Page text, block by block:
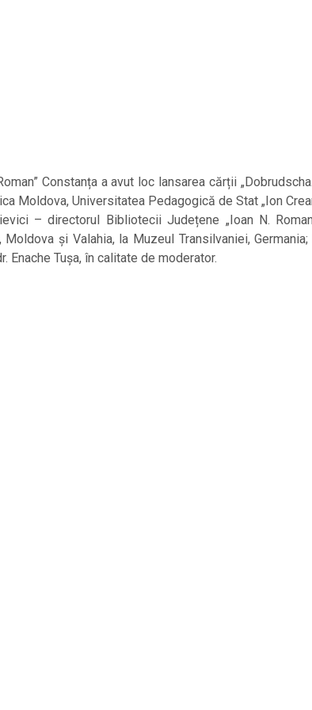
Constanța a avut loc lansarea cărții
Moldova, Universitatea Pedagogică de Stat „Ion
– directorul Bibliotecii Județene „Ioan N.
Moldova și Valahia, la Muzeul Transilvaniei,
Enache Tușa, în calitate de moderator.